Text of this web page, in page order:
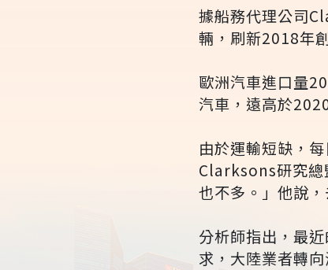
據船務代理公司
輛，刷新2018年
歐洲汽車進口量
汽車，遠高於
由於運輸短缺，
Clarksons研究總
也不多。」他說
分析師指出，最
求，大陸業者轉